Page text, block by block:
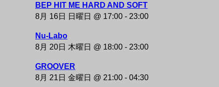
BEP HIT ME HARD AND SOFT
8月 16日 日曜日 @ 17:00 - 23:00
Nu-Labo
8月 20日 木曜日 @ 18:00 - 23:00
GROOVER
8月 21日 金曜日 @ 21:00 - 04:30